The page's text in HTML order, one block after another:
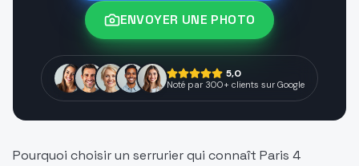
ENVOYER UNE PHOTO
5,0
Noté par 300+ clients sur Google
Pourquoi choisir un serrurier qui connaît Paris 4